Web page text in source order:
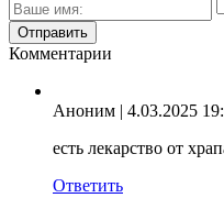
Комментарии
Аноним | 4.03.2025
есть лекарство от
Ответить